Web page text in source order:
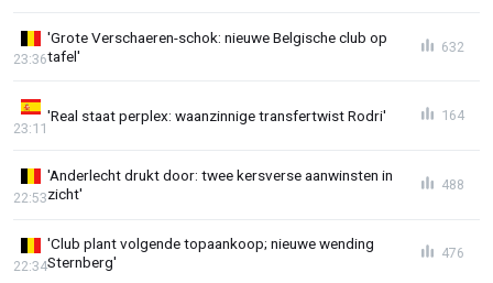
'Grote Verschaeren-schok: nieuwe Belgische club op
tafel'
23:36
632
'Real staat perplex: waanzinnige transfertwist Rodri'
23:11
164
'Anderlecht drukt door: twee kersverse aanwinsten in
zicht'
22:53
488
'Club plant volgende topaankoop; nieuwe wending
Sternberg'
22:34
476